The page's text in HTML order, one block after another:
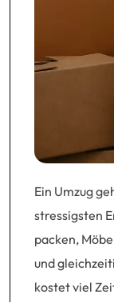
Ein Umzug
stressigsten
packen,
und
kostet viel